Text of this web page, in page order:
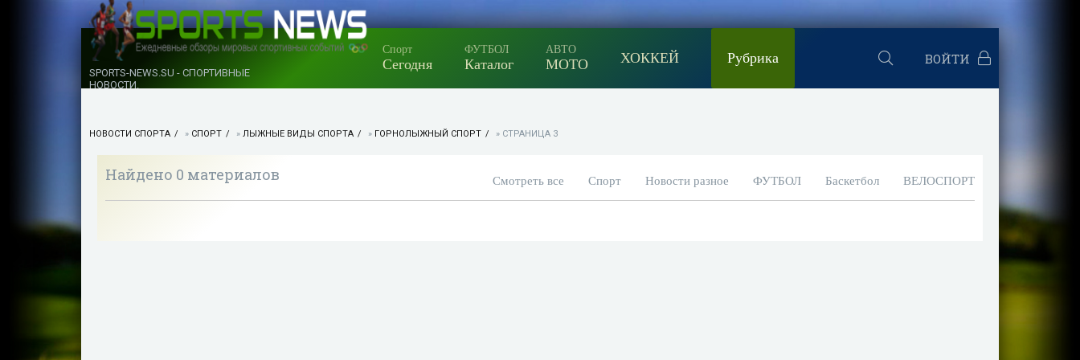
SPORTS-NEWS.SU - СПОРТИВНЫЕ
НОВОСТИ.
Спорт
Сегодня
ФУТБОЛ
Каталог
АВТО
МОТО ХОККЕЙ Рубрика ВОЙТИ
НОВОСТИ СПОРТА » СПОРТ » ЛЫЖНЫЕ ВИДЫ СПОРТА » ГОРНОЛЫЖНЫЙ СПОРТ » СТРАНИЦА 3
Найдено 0 материалов Смотреть все Спорт Новости разное ФУТБОЛ Баскетбол ВЕЛОСПОРТ